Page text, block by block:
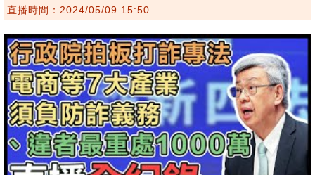
直播時間：2024/05/09 15:50